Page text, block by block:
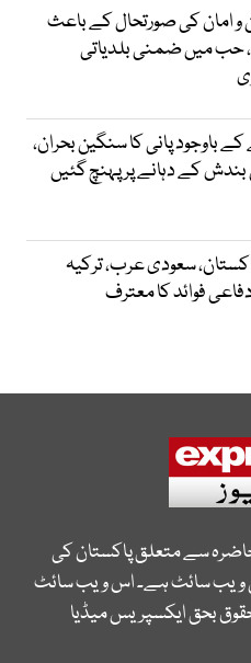
و امان کی صورتحال کے باعث
حب میں ضمنی بلدیاتی
باوجود پانی کا سنگین بحران،
سعودی عرب، ترکیہ
فوائد کا معترف
سے متعلق پاکستان کی
ویب سائٹ ہے۔ اس ویب سائٹ
بحق ایکسپریس میڈیا